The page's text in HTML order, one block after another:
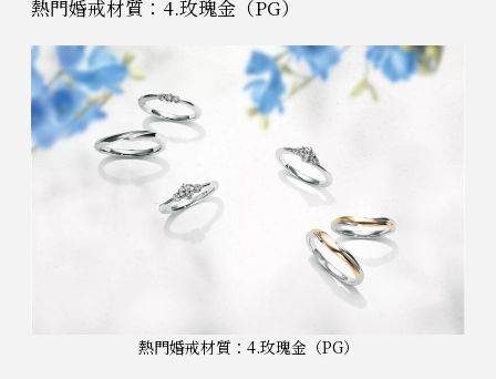
熱門婚戒材質：4.玫瑰金（PG）
熱門婚戒材質：4.玫瑰金（PG）